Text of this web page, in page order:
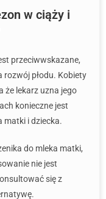
w ciąży i
przeciwwskazane,
rozwój płodu. Kobiety
że lekarz uzna jego
konieczne jest
matki i dziecka.
do mleka matki,
nie jest
się z